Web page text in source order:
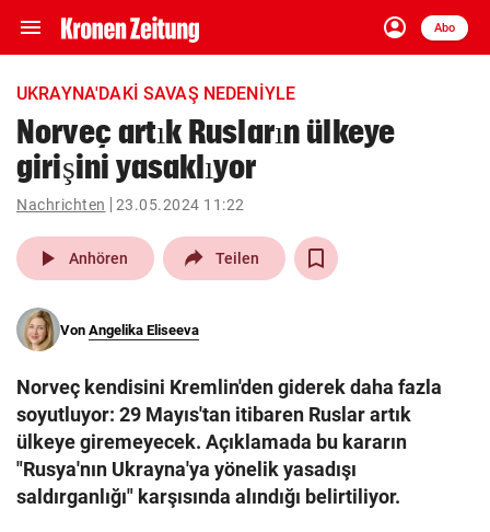
menu Navigation
ein-/ausklappen
account_circle
Anmelden
Abo
close Schließen
account_circle Anmelden
pin_drop
Wien arrow_right
search
eingeben
© Krone Multimedia GmbH & Co KG 2026
UKRAYNA'DAKI SAVAŞ NEDENIYLE
Norveç artık Rusların ülkeye
girişini yasaklıyor
Nachrichten 23.05.2024 11:22
play_arrow Anhören Teilen
Von Angelika Eliseeva
Norveç kendisini Kremlin'den giderek daha fazla
soyutluyor: 29 Mayıs'tan itibaren Ruslar artık
ülkeye giremeyecek. Açıklamada bu kararın
"Rusya'nın Ukrayna'ya yönelik yasadışı
saldırganlığı" karşısında alındığı belirtiliyor.